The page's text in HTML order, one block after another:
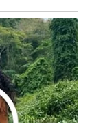
vaše
sreću.